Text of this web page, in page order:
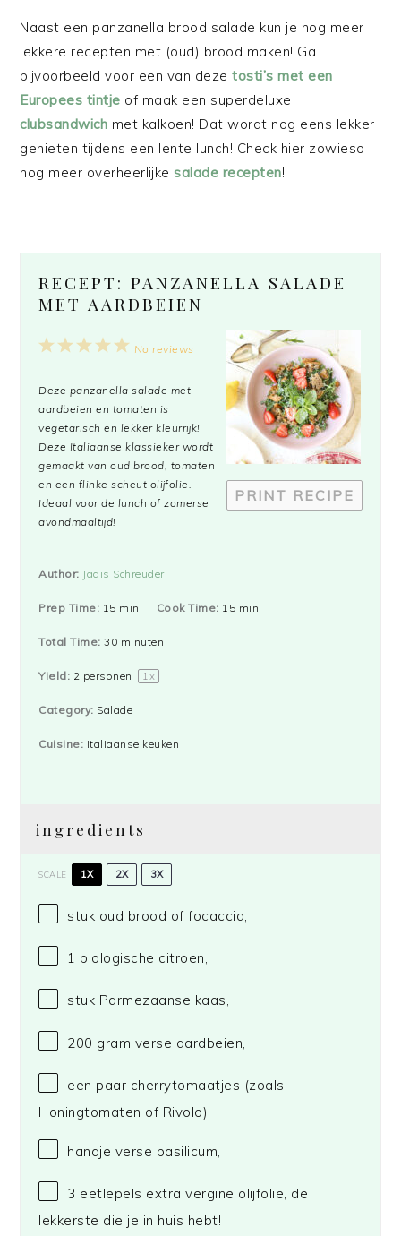
Naast een panzanella brood salade kun je nog meer
lekkere recepten met (oud) brood maken! Ga
bijvoorbeeld voor een van dezetosti’s met een
Europees tintje of maak een superdeluxe
clubsandwich met kalkoen! Dat wordt nog eens lekker
genieten tijdens een lente lunch! Check hier zowieso
nog meer overheerlijkesalade recepten!
RECEPT: PANZANELLA SALADE
MET AARDBEIEN
PRINT RECIPE
5
4
3
2
1
No reviews
Deze panzanella salade met
aardbeien en tomaten is
vegetarisch en lekker kleurrijk!
Deze Italiaanse klassieker wordt
gemaakt van oud brood, tomaten
en een flinke scheut olijfolie.
Ideaal voor de lunch of zomerse
avondmaaltijd!
Author: Jadis Schreuder
Prep Time: 15 min. Cook Time: 15 min.
Total Time: 30 minuten
Yield: 2 personen 1x
Category: Salade
Cuisine: Italiaanse keuken
ingredients
SCALE 1X 2X 3X
stuk oud brood of focaccia,
1 biologische citroen,
stuk Parmezaanse kaas,
200 gram verse aardbeien,
een paar cherrytomaatjes (zoals
Honingtomaten of Rivolo),
handje verse basilicum,
3 eetlepels extra vergine olijfolie, de
lekkerste die je in huis hebt!